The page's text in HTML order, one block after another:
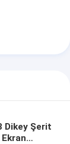
Dikey Şerit